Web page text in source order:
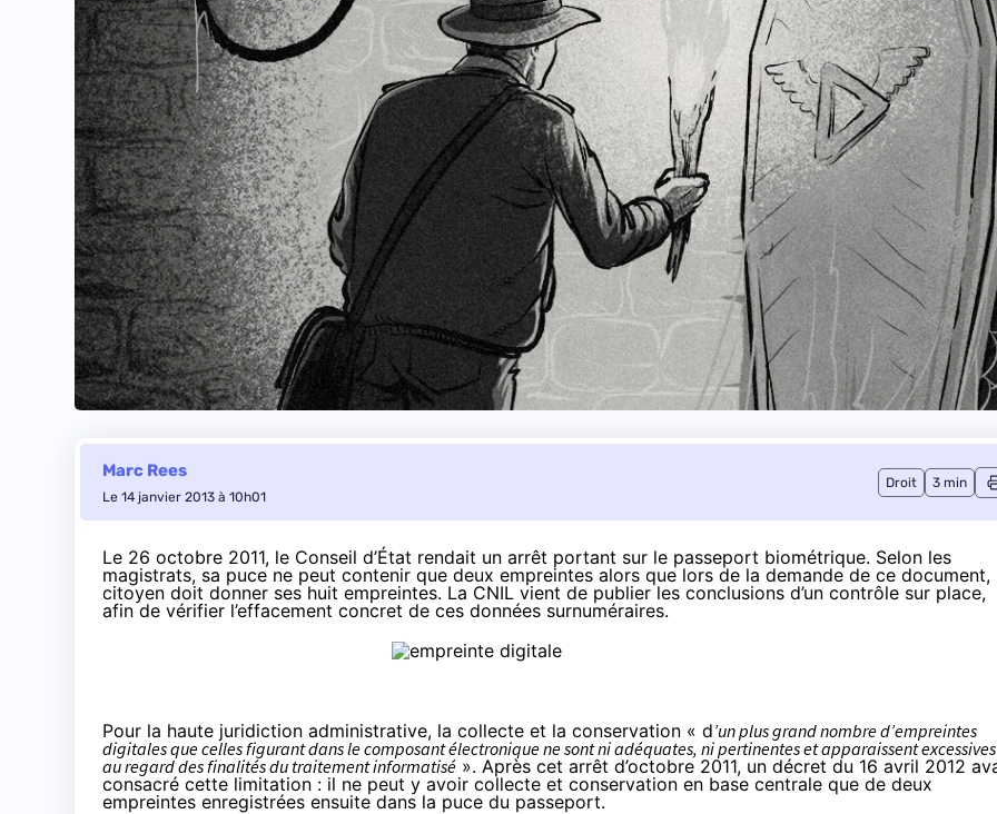
Marc Rees
Le 14 janvier 2013 à 10h01
Droit 3 min
Le 26 octobre 2011, le Conseil d’État rendait un arrêt portant sur le passeport biométrique. Selon les
magistrats, sa puce ne peut contenir que deux empreintes alors que lors de la demande de ce document,
citoyen doit donner ses huit empreintes. La CNIL vient de publier les conclusions d’un contrôle sur place,
afin de vérifier l’effacement concret de ces données surnuméraires.
Pour la haute juridiction administrative, la collecte et la conservation « d’un plus grand nombre d’empreintes
digitales que celles figurant dans le composant électronique ne sont ni adéquates, ni pertinentes et apparaissent excessives
au regard des finalités du traitement informatisé ». Après cet arrêt d’octobre 2011, un décret du 16 avril 2012
consacré cette limitation : il ne peut y avoir collecte et conservation en base centrale que de deux
empreintes enregistrées ensuite dans la puce du passeport.